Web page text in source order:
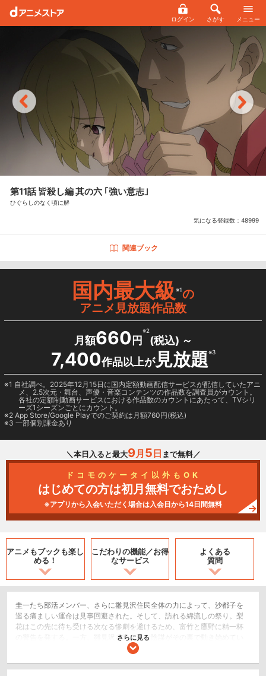
ログイン さがす メニュー
第11話 皆殺し編 其の六 ｢強い意志｣
ひぐらしのなく頃に解
気になる登録数： 48999
関連ブック
国内最大級※1の
アニメ見放題作品数
月額660 円
※2
(税込) ～
7,400作品以上が見放題※3
1 自社調べ。2025年12月15日に国内定額動画配信サービスが配信していたアニ
メ、2.5次元・舞台、声優・音楽コンテンツの作品数を調査員がカウント。
各社の定額制動画サービスにおける作品数のカウントにあたって、TVシリ
ーズ1シーズンごとにカウント。
2 App Store/Google Playでのご契約は月額760円(税込)
3 一部個別課金あり
＼本日入ると最大9月 5 日 まで無料／
ドコモのケータイ以外もOK
はじめての方は初月無料でおためし
※アプリから入会いただく場合は入会日から14日間無料
アニメもブックも楽し
める！
こだわりの機能／お得
なサービス
よくある
質問
圭一たち部活メンバー、さらに雛見沢住民全体の力によって、沙都子を
巡る痛ましい運命は見事回避された。そして、訪れる綿流しの祭り。梨
花はこの先に待ち受ける次なる惨劇を避けるため、富竹と鷹野に精一杯
の警告を発する。一方、雛見沢を巻き込む陰謀がその裏で動き始めてい
ホラー/サスペンス/推理
さらに見る